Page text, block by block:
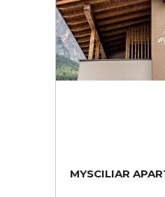
MYSCILIAR